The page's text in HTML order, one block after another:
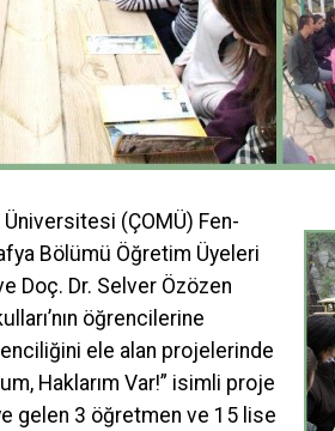
(ÇOMÜ) Fen-
Bölümü Öğretim Üyeleri
Doç. Dr. Selver Özözen
öğrencilerine
ele alan projelerinde
Haklarım Var!” isimli proje
gelen 3 öğretmen ve 15 lise